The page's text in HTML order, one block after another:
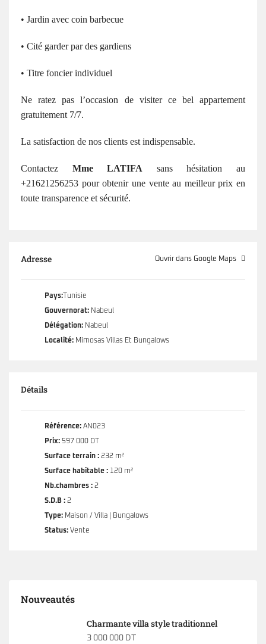
• Jardin avec coin barbecue
• Cité garder par des gardiens
• Titre foncier individuel
Ne ratez pas l’occasion de visiter ce bel appartement
gratuitement 7/7.
La satisfaction de nos clients est indispensable.
Contactez Mme LATIFA sans hésitation au
+21621256253 pour obtenir une vente au meilleur prix en
toute transparence et sécurité.
Adresse Ouvrir dans Google Maps
Pays: Tunisie
Gouvernorat: Nabeul
Délégation: Nabeul
Localité: Mimosas Villas Et Bungalows
Détails
Référence: AN023
Prix: 597 000 DT
Surface terrain : 232 m²
Surface habitable : 120 m²
Nb.chambres : 2
S.D.B : 2
Type: Maison / Villa | Bungalows
Status: Vente
Nouveautés
Charmante villa style traditionnel
3 000 000 DT